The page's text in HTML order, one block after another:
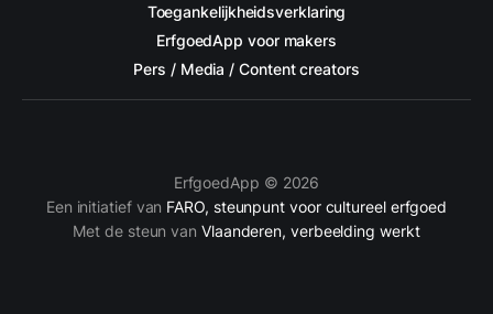
Toegankelijkheidsverklaring
ErfgoedApp voor makers
Pers / Media / Content creators
ErfgoedApp © 2026
Een initiatief van FARO, steunpunt voor cultureel erfgoed
Met de steun van Vlaanderen, verbeelding werkt